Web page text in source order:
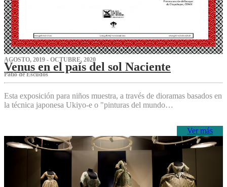
AGOSTO, 2019 - OCTUBRE, 2020
Venus en el país del sol Naciente
P‌atio de Escudos
Esta exposición para niños muestra, a través de dioramas basados en
la técnica japonesa Ukiyo-e o "pinturas del mundo…
Ver más